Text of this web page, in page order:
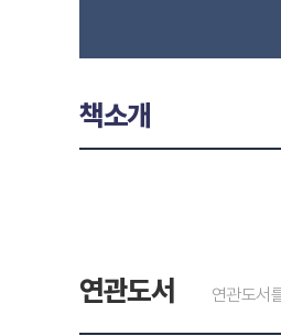
책소개
연관도서 연관도서